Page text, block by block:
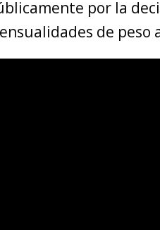
por la
de peso